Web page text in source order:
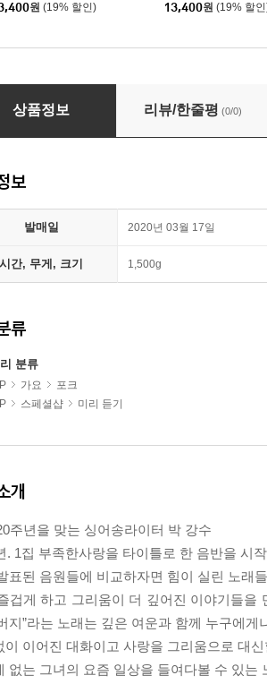
원 (19% 할인)
13,400원 (19% 할
8집 - 박강수 Album 8
상품정보 리뷰/한줄평 (0/0)
보
발매일 2020년 03월 17일
시간, 무게, 크기 1,500g
류
분류
가요
포크
스페셜샵 미리 듣기
개
주년을 맞는 싱어송라이터 박 강수
. 1집 부족한사랑을 타이틀로 한 음반을 시
표된 음원들에 비교하자면 힘이 실린 노래
겁게 하고 그리움이 더 깊어진 이야기들을
지”라는 노래는 깊은 여운과 함께 누구에게
이 이어진 대화이고 사랑을 그리움으로 대신
없는 그녀의 요즘 일상을 들여다볼 수 있는